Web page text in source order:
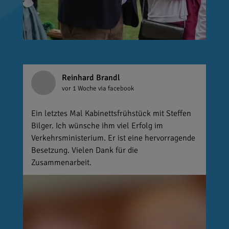
Reinhard Brandl
vor 1 Woche via facebook
Ein letztes Mal Kabinettsfrühstück mit Steffen
Bilger. Ich wünsche ihm viel Erfolg im
Verkehrsministerium. Er ist eine hervorragende
Besetzung. Vielen Dank für die
Zusammenarbeit.